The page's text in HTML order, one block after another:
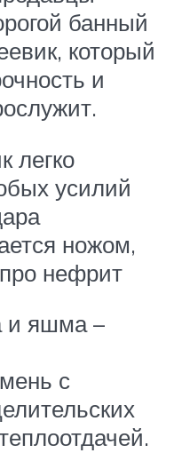
банный
который
и
легко
усилий
ножом,
про нефрит
и яшма –
с